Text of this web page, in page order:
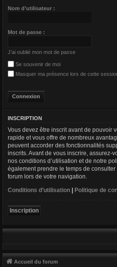
Nom d’utilisateur :
Mot de passe :
J’ai oublié mon mot de passe
Se souvenir de moi
Masquer ma présence lors de cette
INSCRIPTION
Vous devez être inscrit avant de pouvoir
rapide et vous offre de nombreux
peuvent accorder des fonctionnalités
inscrits. Avant de vous inscrire, assurez-
nos conditions d’utilisation et de notre
également prendre le temps de
forum lors de votre navigation.
Conditions d’utilisation | Politique de
Inscription
Accueil du forum